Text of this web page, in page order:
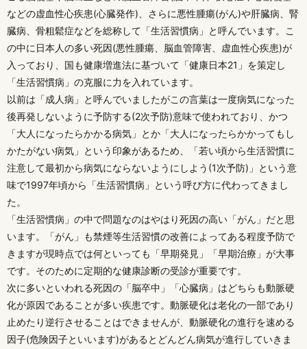
などの虚血性心疾患(心臓発作)、さらに悪性腫瘍(がん)や肝臓病、腎
臓病、骨粗鬆症などを総称して「生活習慣病」と呼んでいます。こ
の中に日本人の多い死因(悪性腫瘍、脳血管障害、虚血性心疾患)が
入っており、国も健康増進法に基づいて「健康日本21」を策定し
「生活習慣病」の克服に力を入れています。
以前は「成人病」と呼んでいましたがこの言葉は一度病気になった
後再発しないように予防する(2次予防)意味で使われており、かつ
「大人になったらかかる病気」とか「大人になったらかかってもし
かたがない病気」という印象があるため、「若い頃から生活習慣に
注意して最初から病気にならないようにしよう(1次予防)」という意
味で1997年頃から「生活習慣病」という呼び方に代わってきまし
た。
「生活習慣病」の中で問題なのはやはり死因の高い「がん」だと思
います。「がん」も禁煙等生活習慣の改善によってある程度予防で
きますが現時点では何といっても「早期発見」「早期治療」が大事
です。そのために定期的な健康診断の受診が重要です。
次に多いといわれる死因の「脳卒中」「心臓病」はどちらも動脈硬
化が原因であることが多い疾患です。動脈硬化は老化の一部であり
止めたり逆行させることはできませんが、動脈硬化の進行を速める
因子(危険因子といいます)があるとどんどん病気が進行していきま